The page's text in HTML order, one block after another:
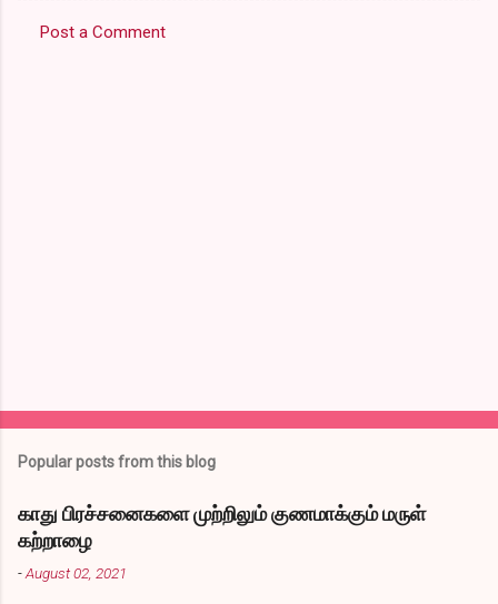
Post a Comment
Popular posts from this blog
காது பிரச்சனைகளை முற்றிலும் குணமாக்கும் மருள்
கற்றாழை
-August 02, 2021